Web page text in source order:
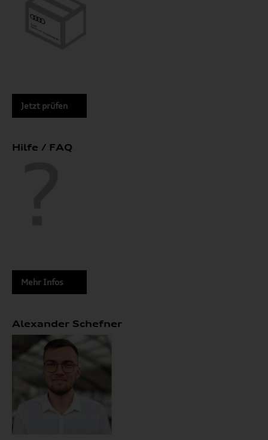
Jetzt prüfen
Hilfe / FAQ
Mehr Infos
Alexander Schefner